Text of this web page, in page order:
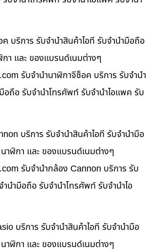
บริการ รับจำนำสินค้าไอที รับจำนำมือถือ
า และ ของแบรนด์เนมต่างๆ
รับจำนำนาฬิกาจีช็อค บริการ รับจำนำ
อถือ รับจำนำโทรศัพท์ รับจำนำไอแพค รับ
บริการ รับจำนำสินค้าไอที รับจำนำมือ
าฬิกา และ ของแบรนด์เนมต่างๆ
รับจำนำกล้อง Cannon บริการ รับ
ำนำมือถือ รับจำนำโทรศัพท์ รับจำนำไอ
บริการ รับจำนำสินค้าไอที รับจำนำมือ
าฬิกา และ ของแบรนด์เนมต่างๆ